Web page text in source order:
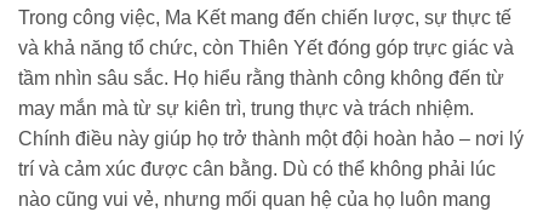
Trong công việc, Ma Kết mang đến chiến lược, sự thực tế
và khả năng tổ chức, còn Thiên Yết đóng góp trực giác và
tầm nhìn sâu sắc. Họ hiểu rằng thành công không đến từ
may mắn mà từ sự kiên trì, trung thực và trách nhiệm.
Chính điều này giúp họ trở thành một đội hoàn hảo – nơi lý
trí và cảm xúc được cân bằng. Dù có thể không phải lúc
nào cũng vui vẻ, nhưng mối quan hệ của họ luôn mang